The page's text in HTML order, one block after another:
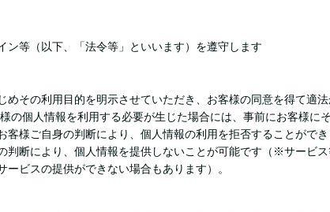
等（以下、「法令等」といいます）を遵守します
その利用目的を明示させていただき、お客様の同意を得て適
の個人情報を利用する必要が生じた場合には、事前にお客様に
様ご自身の判断により、個人情報の利用を拒否することがで
判断により、個人情報を提供しないことが可能です（※サービ
ビスの提供ができない場合もあります）。